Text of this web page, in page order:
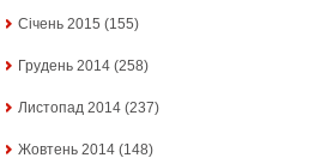
Січень 2015 (155)
Грудень 2014 (258)
Листопад 2014 (237)
Жовтень 2014 (148)